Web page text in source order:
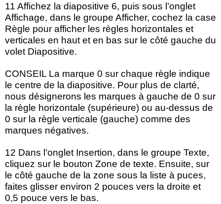
11 Affichez la diapositive 6, puis sous l’onglet
Affichage, dans le groupe Afficher, cochez la case
Règle pour afficher les règles horizontales et
verticales en haut et en bas sur le côté gauche du
volet Diapositive.
CONSEIL La marque 0 sur chaque règle indique
le centre de la diapositive. Pour plus de clarté,
nous désignerons les marques à gauche de 0 sur
la règle horizontale (supérieure) ou au-dessus de
0 sur la règle verticale (gauche) comme des
marques négatives.
12 Dans l’onglet Insertion, dans le groupe Texte,
cliquez sur le bouton Zone de texte. Ensuite, sur
le côté gauche de la zone sous la liste à puces,
faites glisser environ 2 pouces vers la droite et
0,5 pouce vers le bas.